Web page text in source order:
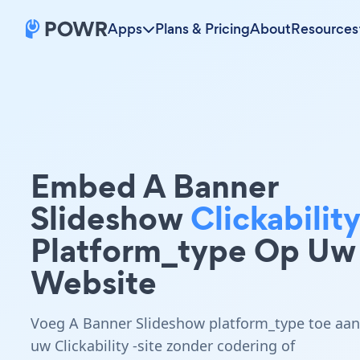
Apps Plans & PricingAboutResources
Embed A Banner
SlideshowClickability
Platform_type Op Uw
Website
Voeg A Banner Slideshow platform_type toe aan
uw Clickability -site zonder codering of